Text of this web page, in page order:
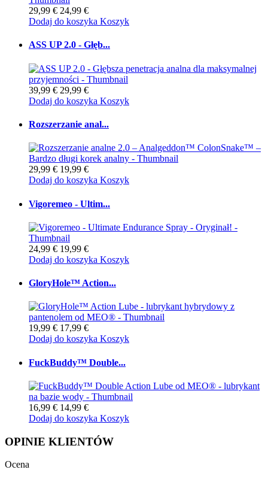
29,99 € 24,99 €
Dodaj do koszyka Koszyk
ASS UP 2.0 - Głęb...
39,99 € 29,99 €
Dodaj do koszyka Koszyk
Rozszerzanie anal...
29,99 € 19,99 €
Dodaj do koszyka Koszyk
Vigoremeo - Ultim...
24,99 € 19,99 €
Dodaj do koszyka Koszyk
GloryHole™ Action...
19,99 € 17,99 €
Dodaj do koszyka Koszyk
FuckBuddy™ Double...
16,99 € 14,99 €
Dodaj do koszyka Koszyk
OPINIE KLIENTÓW
Ocena